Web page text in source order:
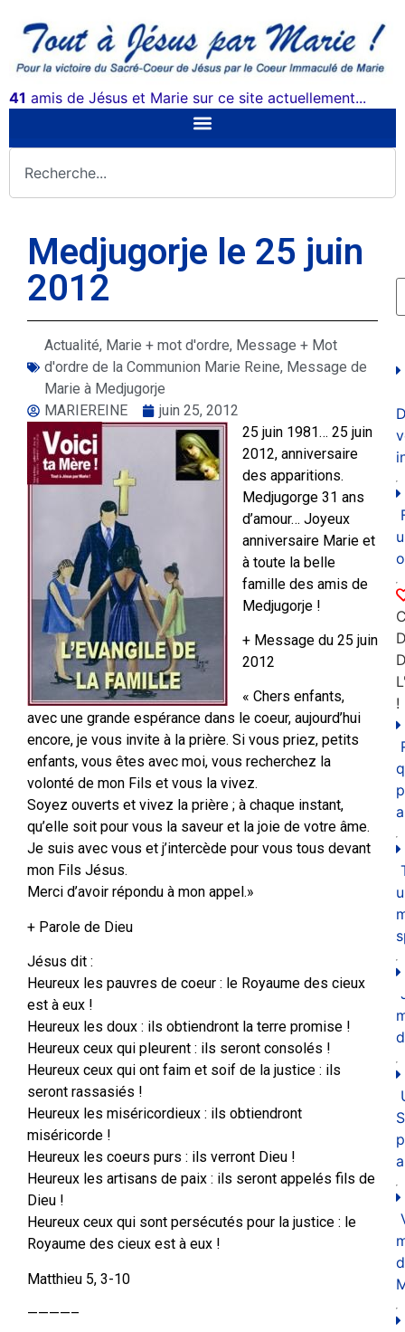
41 amis de Jésus et Marie sur ce site actuellement...
Medjugorje le 25 juin
2012
Actualité, Marie + mot d'ordre, Message + Mot
d'ordre de la Communion Marie Reine, Message de
Marie à Medjugorje
MARIEREINE
juin 25, 2012
25 juin 1981… 25 juin
2012, anniversaire
des apparitions.
Medjugorge 31 ans
d’amour… Joyeux
anniversaire Marie et
à toute la belle
famille des amis de
Medjugorje !
+ Message du 25 juin
2012
« Chers enfants,
avec une grande espérance dans le coeur, aujourd’hui
encore, je vous invite à la prière. Si vous priez, petits
enfants, vous êtes avec moi, vous recherchez la
volonté de mon Fils et vous la vivez.
Soyez ouverts et vivez la prière ; à chaque instant,
qu’elle soit pour vous la saveur et la joie de votre âme.
Je suis avec vous et j’intercède pour vous tous devant
mon Fils Jésus.
Merci d’avoir répondu à mon appel.»
+ Parole de Dieu
Jésus dit :
Heureux les pauvres de coeur : le Royaume des cieux
est à eux !
Heureux les doux : ils obtiendront la terre promise !
Heureux ceux qui pleurent : ils seront consolés !
Heureux ceux qui ont faim et soif de la justice : ils
seront rassasiés !
Heureux les miséricordieux : ils obtiendront
miséricorde !
Heureux les coeurs purs : ils verront Dieu !
Heureux les artisans de paix : ils seront appelés fils de
Dieu !
Heureux ceux qui sont persécutés pour la justice : le
Royaume des cieux est à eux !
Matthieu 5, 3-10
————–
!